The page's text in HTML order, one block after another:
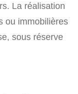
La réalisation
ou immobilières
sous réserve